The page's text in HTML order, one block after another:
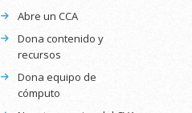
Abre un CCA
Dona contenido y
recursos
Dona equipo de
cómputo